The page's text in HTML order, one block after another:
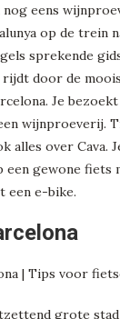
eens
op de trein
sprekende
door de
Je
wijnproeverij.
alles over Cava.
gewone fiets
een e-bike.
grote